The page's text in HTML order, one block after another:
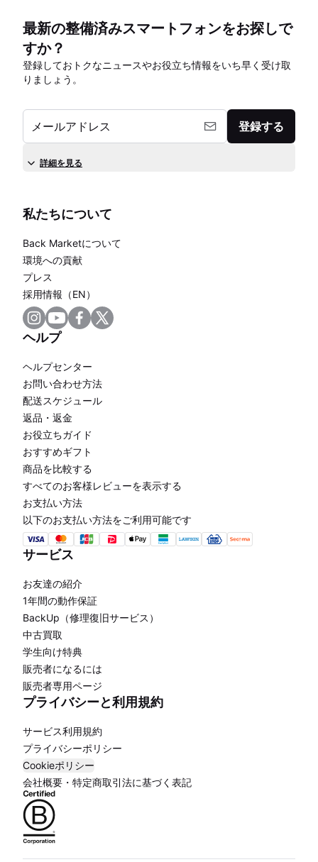
最新の整備済みスマートフォンをお探しで
すか？
登録しておトクなニュースやお役立ち情報をいち早く受け取
りましょう。
メールアドレス 登録する
詳細を見る
私たちについて
Back Marketについて
環境への貢献
プレス
採用情報（EN）
ヘルプ
ヘルプセンター
お問い合わせ方法
配送スケジュール
返品・返金
お役立ちガイド
おすすめギフト
商品を比較する
すべてのお客様レビューを表示する
お支払い方法
以下のお支払い方法をご利用可能です
サービス
お友達の紹介
1年間の動作保証
BackUp（修理復旧サービス）
中古買取
学生向け特典
販売者になるには
販売者専用ページ
プライバシーと利用規約
サービス利用規約
プライバシーポリシー
Cookieポリシー
会社概要・特定商取引法に基づく表記